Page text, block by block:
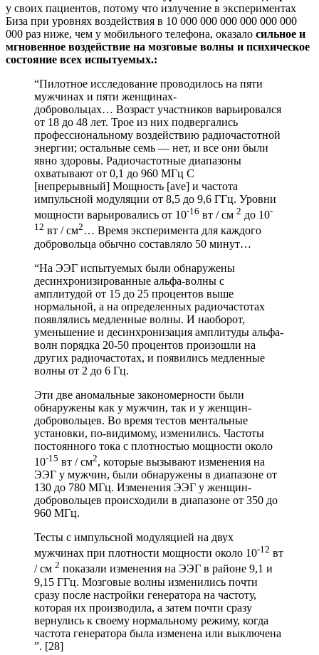
у своих пациентов, потому что излучение в экспериментах
Биза при уровнях воздействия в 10 000 000 000 000 000 000
000 раз ниже, чем у мобильного телефона, оказало сильное и
мгновенное воздействие на мозговые волны и психическое
состояние всех испытуемых.:
“Пилотное исследование проводилось на пяти
мужчинах и пяти женщинах-
добровольцах… Возраст участников варьировался
от 18 до 48 лет. Трое из них подвергались
профессиональному воздействию радиочастотной
энергии; остальные семь — нет, и все они были
явно здоровы. Радиочастотные диапазоны
охватывают от 0,1 до 960 МГц C
[непрерывный] Мощность [ave] и частота
импульсной модуляции от 8,5 до 9,6 ГГц. Уровни
мощности варьировались от 10-16 вт / см 2 до 10-
12 вт / см2… Время эксперимента для каждого
добровольца обычно составляло 50 минут…
“На ЭЭГ испытуемых были обнаружены
десинхронизированные альфа-волны с
амплитудой от 15 до 25 процентов выше
нормальной, а на определенных радиочастотах
появлялись медленные волны. И наоборот,
уменьшение и десинхронизация амплитуды альфа-
волн порядка 20-50 процентов произошли на
других радиочастотах, и появились медленные
волны от 2 до 6 Гц.
Эти две аномальные закономерности были
обнаружены как у мужчин, так и у женщин-
добровольцев. Во время тестов ментальные
установки, по-видимому, изменились. Частоты
постоянного тока с плотностью мощности около
10-15 вт / см2, которые вызывают изменения на
ЭЭГ у мужчин, были обнаружены в диапазоне от
130 до 780 МГц. Изменения ЭЭГ у женщин-
добровольцев происходили в диапазоне от 350 до
960 МГц.
Тесты с импульсной модуляцией на двух
мужчинах при плотности мощности около 10-12 вт
/ см 2 показали изменения на ЭЭГ в районе 9,1 и
9,15 ГГц. Мозговые волны изменились почти
сразу после настройки генератора на частоту,
которая их производила, а затем почти сразу
вернулись к своему нормальному режиму, когда
частота генератора была изменена или выключена
”. [28]